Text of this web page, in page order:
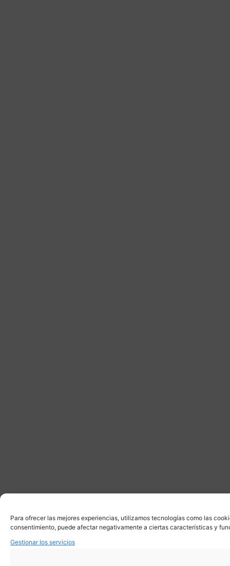
Para ofrecer las mejores experiencias, utilizamos tecnologías como las
consentimiento, puede afectar negativamente a ciertas características y
Gestionar los servicios